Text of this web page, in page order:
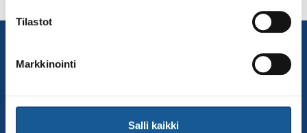
Tilastot
Markkinointi
Salli kaikki